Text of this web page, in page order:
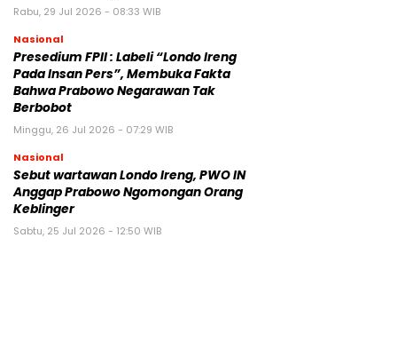
Rabu, 29 Jul 2026 - 08:33 WIB
Nasional
Presedium FPII : Labeli “Londo Ireng
Pada Insan Pers”, Membuka Fakta
Bahwa Prabowo Negarawan Tak
Berbobot
Minggu, 26 Jul 2026 - 07:29 WIB
Nasional
Sebut wartawan Londo Ireng, PWO IN
Anggap Prabowo Ngomongan Orang
Keblinger
Sabtu, 25 Jul 2026 - 12:50 WIB